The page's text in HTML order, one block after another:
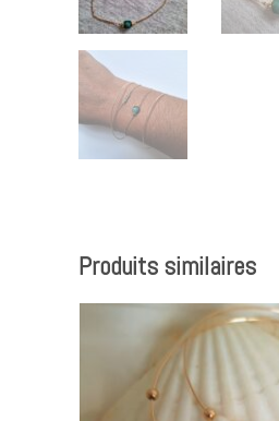
Produits similaires